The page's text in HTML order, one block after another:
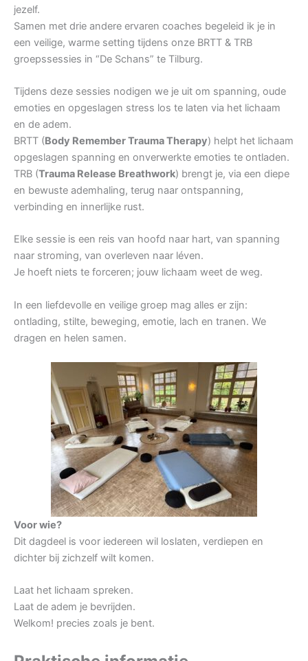
jezelf.
Samen met drie andere ervaren coaches begeleid ik je in
een veilige, warme setting tijdens onze BRTT & TRB
groepssessies in “De Schans” te Tilburg.
Tijdens deze sessies nodigen we je uit om spanning, oude
emoties en opgeslagen stress los te laten via het lichaam
en de adem.
BRTT (Body Remember Trauma Therapy) helpt het lichaam
opgeslagen spanning en onverwerkte emoties te ontladen.
TRB (Trauma Release Breathwork) brengt je, via een diepe
en bewuste ademhaling, terug naar ontspanning,
verbinding en innerlijke rust.
Elke sessie is een reis van hoofd naar hart, van spanning
naar stroming, van overleven naar léven.
Je hoeft niets te forceren; jouw lichaam weet de weg.
In een liefdevolle en veilige groep mag alles er zijn:
ontlading, stilte, beweging, emotie, lach en tranen. We
dragen en helen samen.
Voor wie?
Dit dagdeel is voor iedereen wil loslaten, verdiepen en
dichter bij zichzelf wilt komen.
Laat het lichaam spreken.
Laat de adem je bevrijden.
Welkom! precies zoals je bent.